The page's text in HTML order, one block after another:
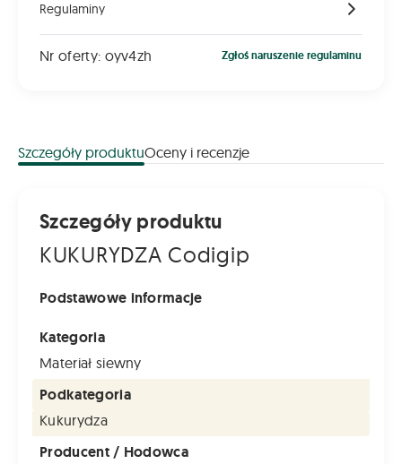
Regulaminy
Nr oferty: oyv4zh Zgłoś naruszenie regulaminu
Szczegóły produktuOceny i recenzje
Szczegóły produktu
KUKURYDZA Codigip
Podstawowe informacje
Kategoria
Materiał siewny
Podkategoria
Kukurydza
Producent / Hodowca